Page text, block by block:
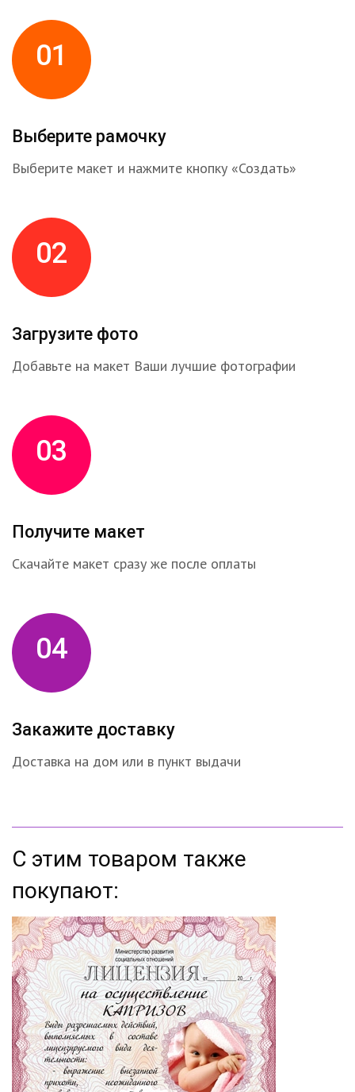
01
Выберите рамочку
Выберите макет и нажмите кнопку «Создать»
02
Загрузите фото
Добавьте на макет Ваши лучшие фотографии
03
Получите макет
Скачайте макет сразу же после оплаты
04
Закажите доставку
Доставка на дом или в пункт выдачи
С этим товаром также
покупают: